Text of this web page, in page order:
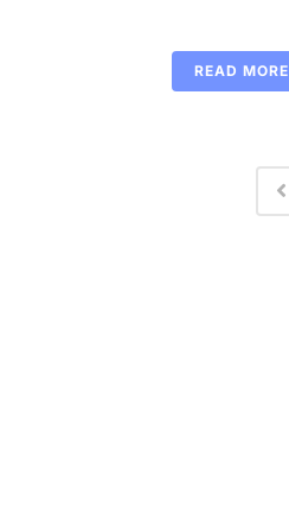
READ MORE